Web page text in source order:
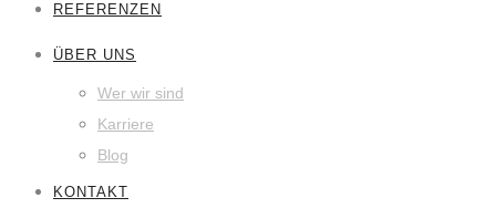
REFERENZEN
ÜBER UNS
Wer wir sind
Karriere
Blog
KONTAKT